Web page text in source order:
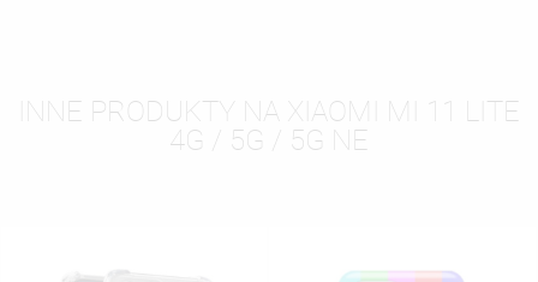
INNE PRODUKTY NA XIAOMI MI 11 LITE
4G / 5G / 5G NE